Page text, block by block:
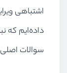
اشتباهی
داده‌ایم که
سوالات